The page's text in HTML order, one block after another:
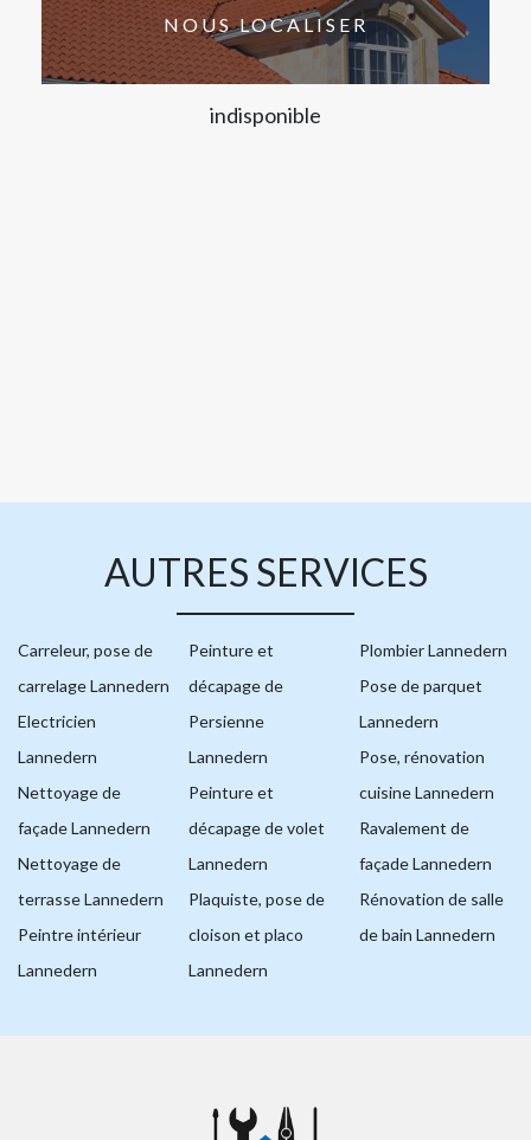
NOUS LOCALISER
indisponible
AUTRES SERVICES
Carreleur, pose de
carrelage Lannedern
Electricien
Lannedern
Nettoyage de
façade Lannedern
Nettoyage de
terrasse Lannedern
Peintre intérieur
Lannedern
Peinture et
décapage de
Persienne
Lannedern
Peinture et
décapage de volet
Lannedern
Plaquiste, pose de
cloison et placo
Lannedern
Plombier Lannedern
Pose de parquet
Lannedern
Pose, rénovation
cuisine Lannedern
Ravalement de
façade Lannedern
Rénovation de salle
de bain Lannedern